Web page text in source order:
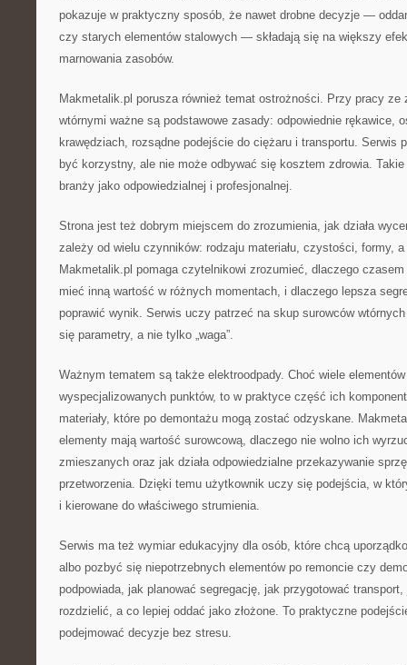
pokazuje w praktyczny sposób, że nawet drobne decyzje —
czy starych elementów stalowych — składają się na większy
marnowania zasobów.
Makmetalik.pl porusza również temat ostrożności. Przy pracy ze
wtórnymi ważne są podstawowe zasady: odpowiednie rękawice,
krawędziach, rozsądne podejście do ciężaru i transportu. Serwis
być korzystny, ale nie może odbywać się kosztem zdrowia.
branży jako odpowiedzialnej i profesjonalnej.
Strona jest też dobrym miejscem do zrozumienia, jak działa
zależy od wielu czynników: rodzaju materiału, czystości, formy,
Makmetalik.pl pomaga czytelnikowi zrozumieć, dlaczego
mieć inną wartość w różnych momentach, i dlaczego lepsza
poprawić wynik. Serwis uczy patrzeć na skup surowców
się parametry, a nie tylko „waga”.
Ważnym tematem są także elektroodpady. Choć wiele
wyspecjalizowanych punktów, to w praktyce część ich
materiały, które po demontażu mogą zostać odzyskane.
elementy mają wartość surowcową, dlaczego nie wolno ich
zmieszanych oraz jak działa odpowiedzialne przekazywanie
przetworzenia. Dzięki temu użytkownik uczy się podejścia, w
i kierowane do właściwego strumienia.
Serwis ma też wymiar edukacyjny dla osób, które chcą
albo pozbyć się niepotrzebnych elementów po remoncie czy
podpowiada, jak planować segregację, jak przygotować
rozdzielić, a co lepiej oddać jako złożone. To praktyczne
podejmować decyzje bez stresu.